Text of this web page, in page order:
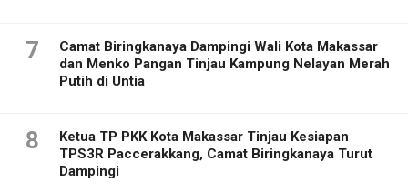
7
Camat Biringkanaya Dampingi Wali Kota Makassar
dan Menko Pangan Tinjau Kampung Nelayan Merah
Putih di Untia
8
Ketua TP PKK Kota Makassar Tinjau Kesiapan
TPS3R Paccerakkang, Camat Biringkanaya Turut
Dampingi